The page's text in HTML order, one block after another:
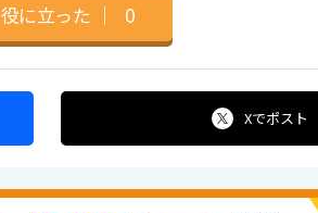
役に立った ｜ 0
Xでポスト